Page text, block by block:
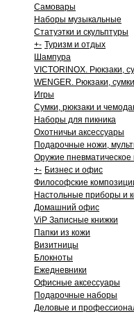
Самовары
Наборы музыкальные
Статуэтки и скульптуры
+- Туризм и отдых
Шампура
VICTORINOX. Рюкзаки,
WENGER. Рюкзаки,
Игры
Сумки, рюкзаки и
Наборы для пикника
Охотничьи аксессуары
Подарочные ножи,
Оружие
+- Бизнес и офис
Философские
Настольные приборы и
Домашний офис
ViP Записные книжки
Папки из кожи
Визитницы
Блокноты
Ежедневники
Офисные аксессуары
Подарочные наборы
Деловые и